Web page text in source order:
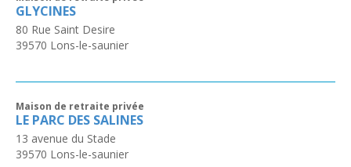
GLYCINES
80 Rue Saint Desire
39570 Lons-le-saunier
Maison de retraite privée
LE PARC DES SALINES
13 avenue du Stade
39570 Lons-le-saunier